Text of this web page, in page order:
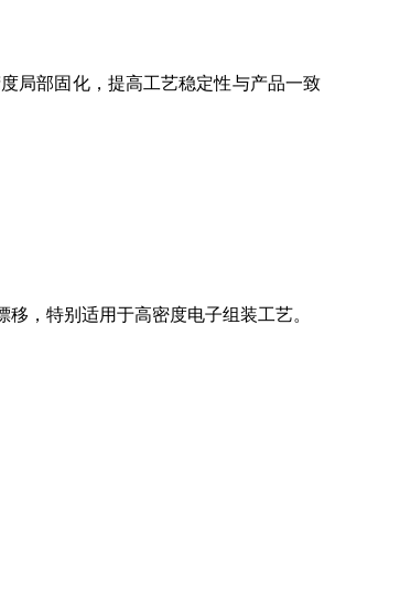
局部固化，提高工艺稳定性与产品一致
，特别适用于高密度电子组装工艺。